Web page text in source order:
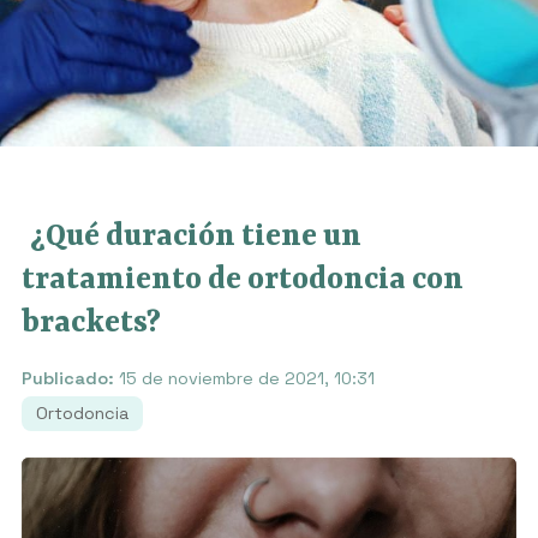
¿Qué duración tiene un
tratamiento de ortodoncia con
brackets?
Publicado: 15 de noviembre de 2021, 10:31
Ortodoncia